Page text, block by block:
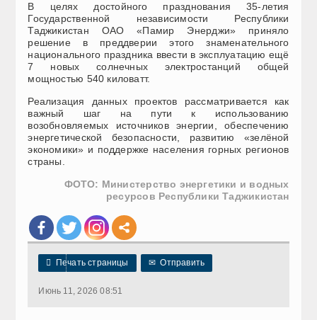
В целях достойного празднования 35-летия
Государственной независимости Республики
Таджикистан ОАО «Памир Энерджи» приняло
решение в преддверии этого знаменательного
национального праздника ввести в эксплуатацию ещё
7 новых солнечных электростанций общей
мощностью 540 киловатт.
Реализация данных проектов рассматривается как
важный шаг на пути к использованию
возобновляемых источников энергии, обеспечению
энергетической безопасности, развитию «зелёной
экономики» и поддержке населения горных регионов
страны.
ФОТО: Министерство энергетики и водных
ресурсов Республики Таджикистан
 Печать страницы ✉ Отправить
Июнь 11, 2026 08:51